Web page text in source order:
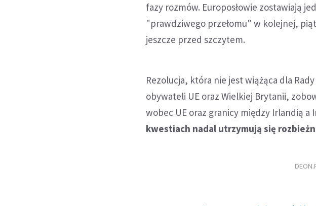
fazy rozmów. Europosłowie zostawiają
"prawdziwego przełomu" w kolejnej,
jeszcze przed szczytem.
Rezolucja, która nie jest wiążąca dla
obywateli UE oraz Wielkiej Brytanii,
wobec UE oraz granicy między Irlandią a
kwestiach nadal utrzymują się